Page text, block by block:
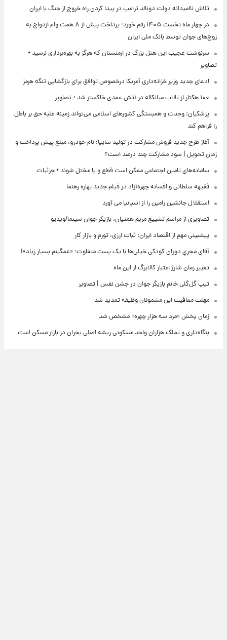
تلاش ناامیدانه‌ دولت دونالد ترامپ در پیدا کردن راه خروج از جنگ با ایران
در چهار ماه نخست ۱۴۰۵ رقم خورد؛ پرداخت بیش از ۸ همت وام ازدواج به
زوج‌های جوان توسط بانک ملی ایران
سرنوشت عجیب این هتل بزرگ در ارمنستان که هرگز به بهره‌برداری نرسید +
تصاویر
ادعای جدید وزیر خزانه‌داری آمریکا درخصوص توافق برای بازگشایی تنگه هرمز
۱۰۰ هکتار از تالاب میانکاله در آتش عمدی خاکستر شد + تصاویر
پزشکیان: وحدت و همبستگی کشورهای اسلامی می‌تواند زمینه غلبه حق بر باطل
را فراهم کند
آغاز طرح جدید فروش مشارکت در تولید سایپا؛ نام خودرو، مبلغ پیش پرداخت و
زمان تحویل | سود مشارکت چند درصد است؟
سامانه‌های تامین اجتماعی ممکن است قطع و یا مختل شوند + جزئیات
فقیهه سلطانی و افسانه چهره‌آزاد در فیلم جدید بهاره رهنما
استقلال جانشین رامین را از اسپانیا می آورد
تصاویری از مراسم تشییع مریم همتیان، بازیگر جوان سینما/ویدیو
پیشبینی مهم از اقتصاد ایران: ثبات ارزی، تورم و بازار کار
آقای مجریِ دوران کودکی خیلی‌ها با یک پست متفاوت؛ «غمگینم بسیار زیاد»!
تغییر زمان شارژ اعتبار کالابرگ از این ماه
تیپ گل‌گلی خانم بازیگر جوان در جشن نفس | تصاویر
مهلت معافیت این مشمولان وظیفه تمدید شد
زمان پخش «مرد سه هزار چهره» مشخص شد
بنگاه‌داری و تملک هزاران واحد مسکونی ریشه اصلی بحران در بازار مسکن است